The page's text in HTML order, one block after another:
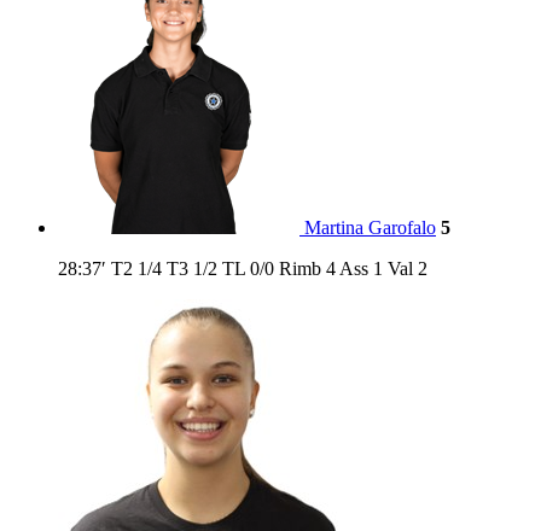
Martina Garofalo 5
28:37′ T2 1/4 T3 1/2 TL 0/0 Rimb 4 Ass 1 Val 2